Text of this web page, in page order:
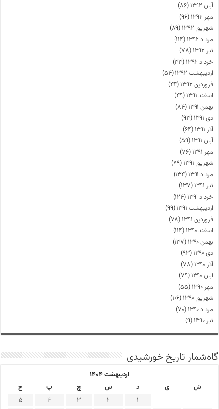
آبان ۱۳۹۲
(۸۶)
مهر ۱۳۹۲
(۹۶)
شهریور ۱۳۹۲
(۸۹)
مرداد ۱۳۹۲
(۱۱۴)
تیر ۱۳۹۲
(۷۸)
خرداد ۱۳۹۲
(۳۳)
اردیبهشت ۱۳۹۲
(۵۴)
فروردین ۱۳۹۲
(۴۴)
اسفند ۱۳۹۱
(۴۹)
بهمن ۱۳۹۱
(۸۴)
دی ۱۳۹۱
(۹۳)
آذر ۱۳۹۱
(۶۴)
آبان ۱۳۹۱
(۵۹)
مهر ۱۳۹۱
(۷۶)
شهریور ۱۳۹۱
(۷۹)
مرداد ۱۳۹۱
(۱۳۴)
تیر ۱۳۹۱
(۱۳۷)
خرداد ۱۳۹۱
(۱۲۴)
اردیبهشت ۱۳۹۱
(۹۹)
فروردین ۱۳۹۱
(۷۸)
اسفند ۱۳۹۰
(۱۱۴)
بهمن ۱۳۹۰
(۱۳۷)
دی ۱۳۹۰
(۹۳)
آذر ۱۳۹۰
(۷۸)
آبان ۱۳۹۰
(۷۹)
مهر ۱۳۹۰
(۵۵)
شهریور ۱۳۹۰
(۱۰۶)
مرداد ۱۳۹۰
(۷۰)
تیر ۱۳۹۰
(۹)
گاه‌شمار تاریخ خورشیدی
اردیبهشت ۱۴۰۴
ش
ی د س چ پ
ج
1
2
3
4
5